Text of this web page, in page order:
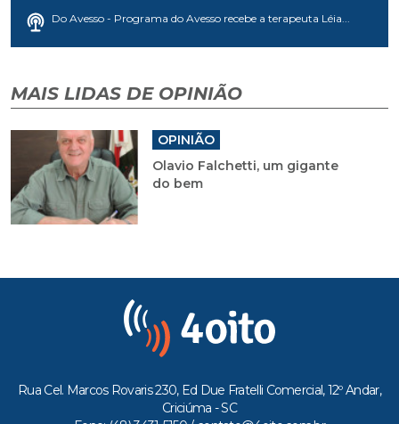
Do Avesso - Programa do Avesso recebe a terapeuta Léia...
MAIS LIDAS DE OPINIÃO
OPINIÃO
Olavio Falchetti, um gigante
do bem
Rua Cel. Marcos Rovaris 230, Ed Due Fratelli Comercial, 12º Andar,
Criciúma - SC